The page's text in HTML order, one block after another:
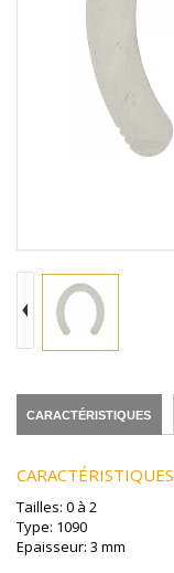
CARACTÉRISTIQUES
CARACTÉRISTIQUES
Tailles: 0 à 2
Type: 1090
Epaisseur: 3 mm